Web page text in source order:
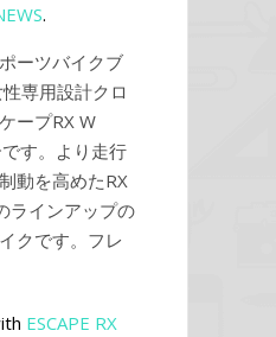
.
ーツバイクブ
専用設計クロ
ープRX W
す。より走行
動を高めたRX
ラインアップの
クです。フレ
ESCAPE RX